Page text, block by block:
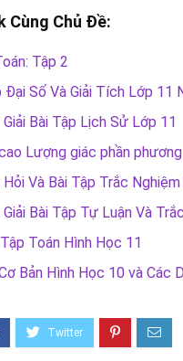
Cùng Chủ Đề:
Tập 2
Đại Số Và Giải Tích Lớp 11
Bài Tập Lịch Sử Lớp 11
Lượng giác phần
Hỏi Và Bài Tập Trắc
Giải Bài Tập Tự Luận Và
Toán Hình Học 11
Bản Hình Học 10 và Các